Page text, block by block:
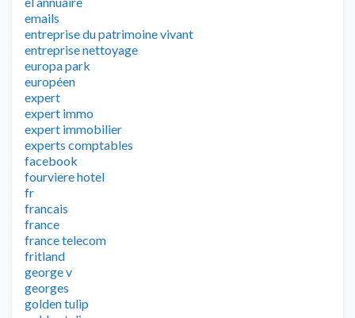
emails
entreprise du patrimoine vivant
entreprise nettoyage
europa park
européen
expert
expert immo
expert immobilier
experts comptables
facebook
fourviere hotel
fr
francais
france
france telecom
fritland
george v
georges
golden tulip